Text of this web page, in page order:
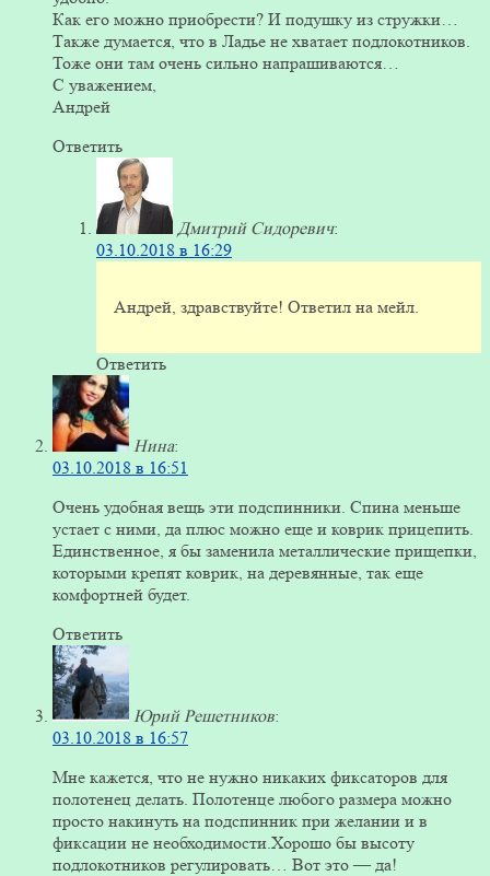
Как его можно приобрести? И подушку из стружки…
Также думается, что в Ладье не хватает подлокотников.
Тоже они там очень сильно напрашиваются…
С уважением,
Андрей
Ответить
Дмитрий Сидоревич:
03.10.2018 в 16:29
Андрей, здравствуйте! Ответил на мейл.
Ответить
Нина:
03.10.2018 в 16:51
Очень удобная вещь эти подспинники. Спина меньше
устает с ними, да плюс можно еще и коврик прицепить.
Единственное, я бы заменила металлические прищепки,
которыми крепят коврик, на деревянные, так еще
комфортней будет.
Ответить
Юрий Решетников:
03.10.2018 в 16:57
Мне кажется, что не нужно никаких фиксаторов для
полотенец делать. Полотенце любого размера можно
просто накинуть на подспинник при желании и в
фиксации не необходимости.Хорошо бы высоту
подлокотников регулировать… Вот это — да!